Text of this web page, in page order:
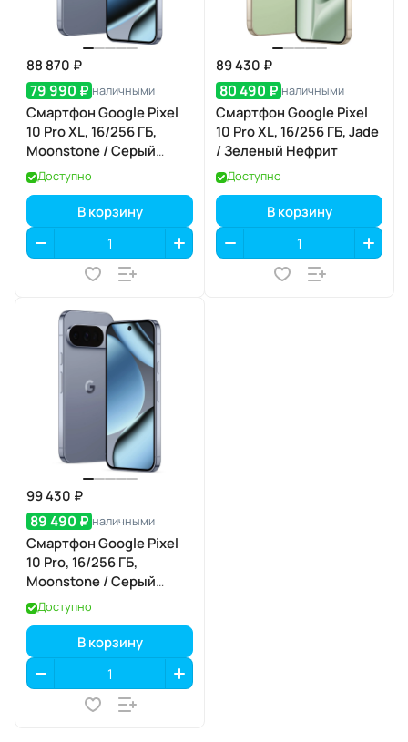
88 870 ₽
79 990 ₽ наличными
Смартфон Google Pixel
10 Pro XL, 16/256 ГБ,
Moonstone / Серый
Лунный Камень
Доступно
В корзину
89 430 ₽
80 490 ₽ наличными
Смартфон Google Pixel
10 Pro XL, 16/256 ГБ, Jade
/ Зеленый Нефрит
Доступно
В корзину
99 430 ₽
89 490 ₽ наличными
Смартфон Google Pixel
10 Pro, 16/256 ГБ,
Moonstone / Серый
Лунный Камень
Доступно
В корзину